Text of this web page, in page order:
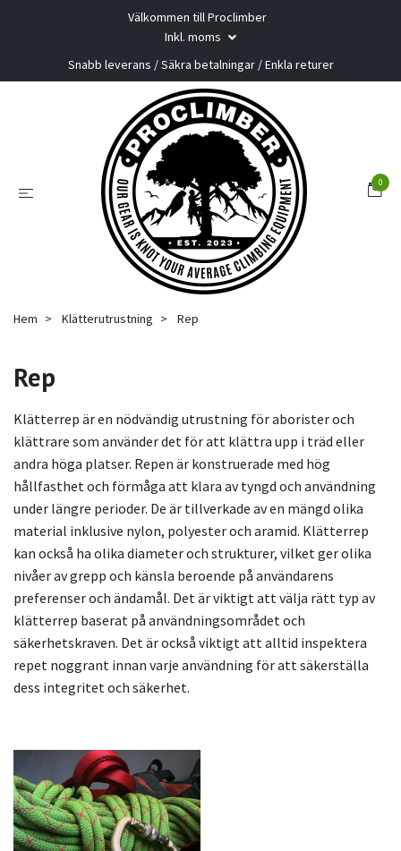
Välkommen till Proclimber
Inkl. moms
Snabb leverans / Säkra betalningar / Enkla returer
0
Hem Klätterutrustning Rep
Rep
Klätterrep är en nödvändig utrustning för aborister och
klättrare som använder det för att klättra upp i träd eller
andra höga platser. Repen är konstruerade med hög
hållfasthet och förmåga att klara av tyngd och användning
under längre perioder. De är tillverkade av en mängd olika
material inklusive nylon, polyester och aramid. Klätterrep
kan också ha olika diameter och strukturer, vilket ger olika
nivåer av grepp och känsla beroende på användarens
preferenser och ändamål. Det är viktigt att välja rätt typ av
klätterrep baserat på användningsområdet och
säkerhetskraven. Det är också viktigt att alltid inspektera
repet noggrant innan varje användning för att säkerställa
dess integritet och säkerhet.